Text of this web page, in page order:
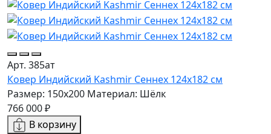
Арт. 385ат
Ковер Индийский Kashmir Сеннех 124x182 см
Размер: 150x200 Материал: Шёлк
766 000 ₽
В корзину